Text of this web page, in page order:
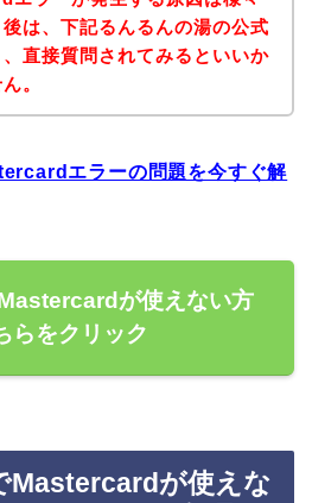
は、下記るんるんの湯の公式
直接質問されてみるといいか
。
エラーの問題を今すぐ解
が使えない方
らをクリック
Mastercardが使えな